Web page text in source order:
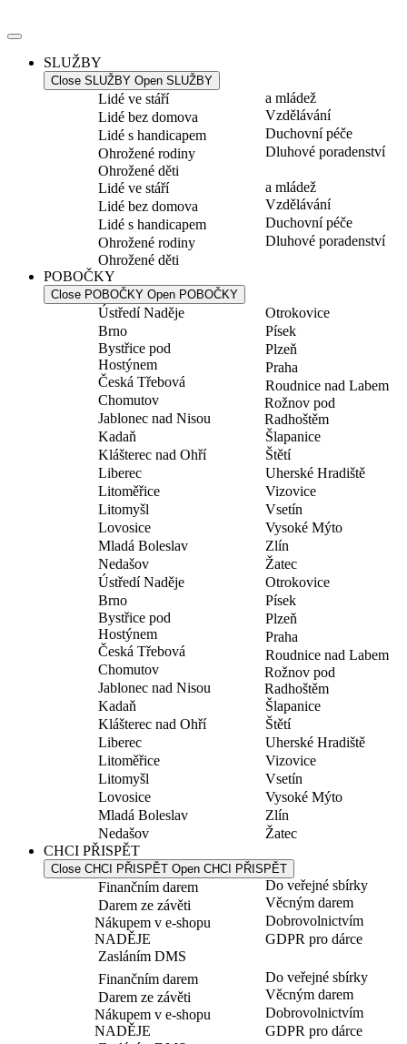
k
SLUŽBY
Close SLUŽBY Open SLUŽBY
Lidé ve stáří
Lidé bez domova
Lidé s handicapem
Ohrožené rodiny
Ohrožené děti
a mládež
Vzdělávání
Duchovní péče
Dluhové poradenství
Lidé ve stáří
Lidé bez domova
Lidé s handicapem
Ohrožené rodiny
Ohrožené děti
a mládež
Vzdělávání
Duchovní péče
Dluhové poradenství
POBOČKY
Close POBOČKY Open POBOČKY
Ústředí Naděje
Brno
Bystřice pod
Hostýnem
Česká Třebová
Chomutov
Jablonec nad Nisou
Kadaň
Klášterec nad Ohří
Liberec
Litoměřice
Litomyšl
Lovosice
Mladá Boleslav
Nedašov
Otrokovice
Písek
Plzeň
Praha
Roudnice nad Labem
Rožnov pod
Radhoštěm
Šlapanice
Štětí
Uherské Hradiště
Vizovice
Vsetín
Vysoké Mýto
Zlín
Žatec
Ústředí Naděje
Brno
Bystřice pod
Hostýnem
Česká Třebová
Chomutov
Jablonec nad Nisou
Kadaň
Klášterec nad Ohří
Liberec
Litoměřice
Litomyšl
Lovosice
Mladá Boleslav
Nedašov
Otrokovice
Písek
Plzeň
Praha
Roudnice nad Labem
Rožnov pod
Radhoštěm
Šlapanice
Štětí
Uherské Hradiště
Vizovice
Vsetín
Vysoké Mýto
Zlín
Žatec
CHCI PŘISPĚT
Close CHCI PŘISPĚT Open CHCI PŘISPĚT
Finančním darem
Darem ze závěti
Nákupem v e-shopu
NADĚJE
Zasláním DMS
Do veřejné sbírky
Věcným darem
Dobrovolnictvím
GDPR pro dárce
Finančním darem
Darem ze závěti
Nákupem v e-shopu
NADĚJE
Do veřejné sbírky
Věcným darem
Dobrovolnictvím
GDPR pro dárce